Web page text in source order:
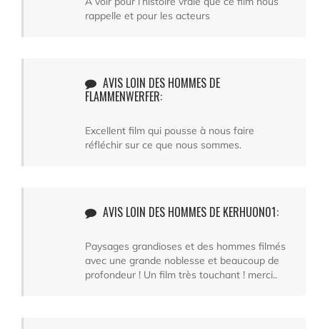
rappelle et pour les acteurs
AVIS LOIN DES HOMMES DE
FLAMMENWERFER:
Excellent film qui pousse à nous faire
réfléchir sur ce que nous sommes.
AVIS LOIN DES HOMMES DE KERHUON01:
Paysages grandioses et des hommes filmés
avec une grande noblesse et beaucoup de
profondeur ! Un film très touchant ! merci..